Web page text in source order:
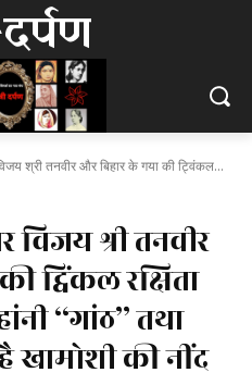
दर्पण
श्री तनवीर और बिहार के गया की ट्विंकल...
विजय श्री तनवीर
ट्विंकल रक्षिता
“गांठ” तथा
खामोशी की नींद